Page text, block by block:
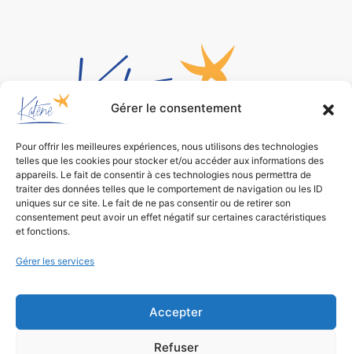
Gérer le consentement
Pour offrir les meilleures expériences, nous utilisons des technologies
telles que les cookies pour stocker et/ou accéder aux informations des
appareils. Le fait de consentir à ces technologies nous permettra de
traiter des données telles que le comportement de navigation ou les ID
uniques sur ce site. Le fait de ne pas consentir ou de retirer son
consentement peut avoir un effet négatif sur certaines caractéristiques
et fonctions.
Gérer les services
Accepter
Refuser
Bureau d’études
de conception environnementale